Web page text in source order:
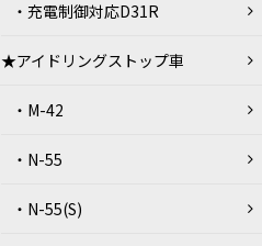
・充電制御対応D31R
★アイドリングストップ車
・M-42
・N-55
・N-55(S)